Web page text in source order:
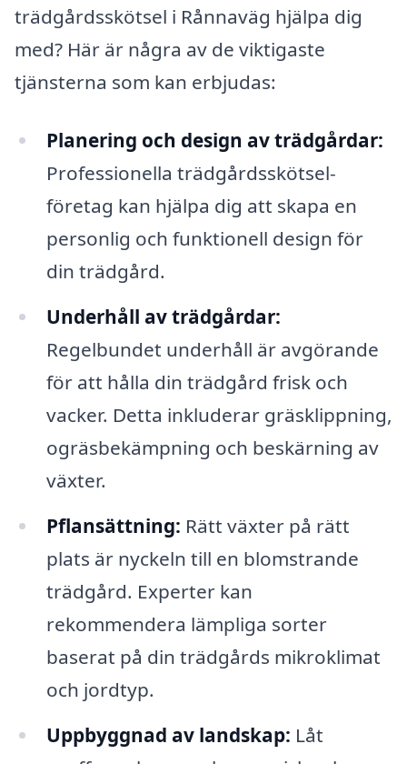
trädgårdsskötsel i Rånnaväg hjälpa dig
med? Här är några av de viktigaste
tjänsterna som kan erbjudas:
Planering och design av trädgårdar:
Professionella trädgårdsskötsel-
företag kan hjälpa dig att skapa en
personlig och funktionell design för
din trädgård.
Underhåll av trädgårdar:
Regelbundet underhåll är avgörande
för att hålla din trädgård frisk och
vacker. Detta inkluderar gräsklippning,
ogräsbekämpning och beskärning av
växter.
Pflansättning: Rätt växter på rätt
plats är nyckeln till en blomstrande
trädgård. Experter kan
rekommendera lämpliga sorter
baserat på din trädgårds mikroklimat
och jordtyp.
Uppbyggnad av landskap: Låt